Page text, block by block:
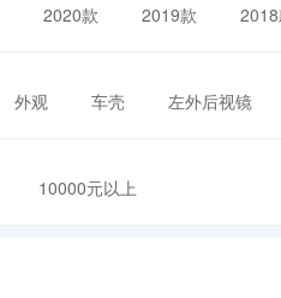
2020款 2019款
外观 车壳 左外后视镜
10000元以上